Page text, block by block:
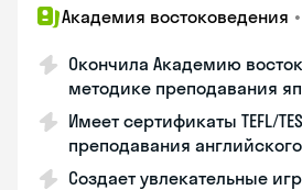
Академия востоковедения •
Окончила Академию
методике преподавания
Имеет сертификаты TEFL/
преподавания английского
Создает увлекательные